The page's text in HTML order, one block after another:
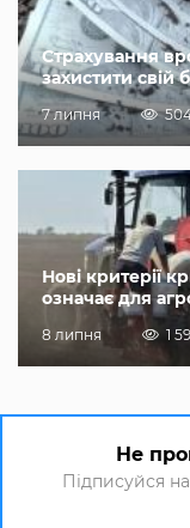
Страхування
захистити свій
7 липня
Нові критерії
означає для
8 липня 1
Не
Підписуйся